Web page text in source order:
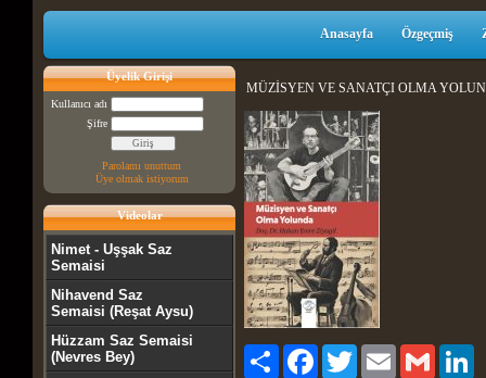
Anasayfa Özgeçmiş
Üyelik Girişi
Kullanıcı adı
Şifre
Parolamı unuttum
Üye olmak istiyorum
Videolar
Nimet - Uşşak Saz
Semaisi
Nihavend Saz
Semaisi (Reşat Aysu)
Hüzzam Saz Semaisi
(Nevres Bey)
MÜZİSYEN VE SANATÇI OLMA
Paylaş FacebookTwitter Email Gmail